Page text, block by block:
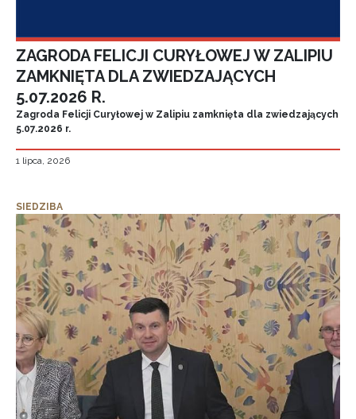
ZAGRODA FELICJI CURYŁOWEJ W ZALIPIU
ZAMKNIĘTA DLA ZWIEDZAJĄCYCH
5.07.2026 R.
Zagroda Felicji Curyłowej w Zalipiu zamknięta dla zwiedzających
5.07.2026 r.
1 lipca, 2026
SIEDZIBA